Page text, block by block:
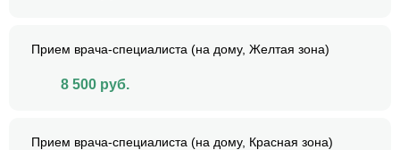
Прием врача-специалиста (на дому, Желтая зона)
8 500 руб.
Прием врача-специалиста (на дому, Красная зона)